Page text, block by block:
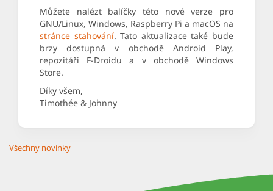
Můžete nalézt balíčky této nové verze pro
GNU/Linux, Windows, Raspberry Pi a macOS na
stránce stahování. Tato aktualizace také bude
brzy dostupná v obchodě Android Play,
repozitáři F-Droidu a v obchodě Windows
Store.
Díky všem,
Timothée & Johnny
Všechny novinky